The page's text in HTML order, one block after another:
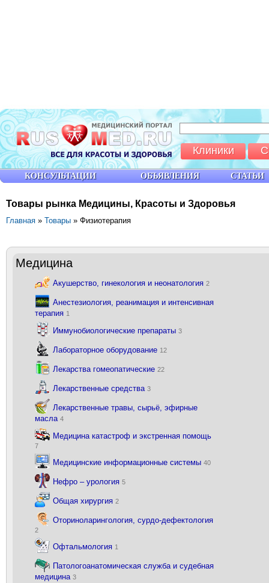
Товары рынка Медицины, Красоты и Здоровья
Главная » Товары » Физиотерапия
Медицина
Акушерство, гинекология и неонатология 2
Анестезиология, реанимация и интенсивная
терапия 1
Иммунобиологические препараты 3
Лабораторное оборудование 12
Лекарства гомеопатические 22
Лекарственные средства 3
Лекарственные травы, сырьё, эфирные
масла 4
Медицина катастроф и экстренная помощь
7
Медицинские информационные системы 40
Нефро – урология 5
Общая хирургия 2
Оториноларингология, сурдо-дефектология
2
Офтальмология 1
Патологоанатомическая служба и судебная
медицина 3
КОНСУЛЬТАЦИИ ОБЪЯВЛЕНИЯ СТАТЬИ
Клиники